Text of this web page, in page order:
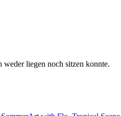
weder liegen noch sitzen konnte.